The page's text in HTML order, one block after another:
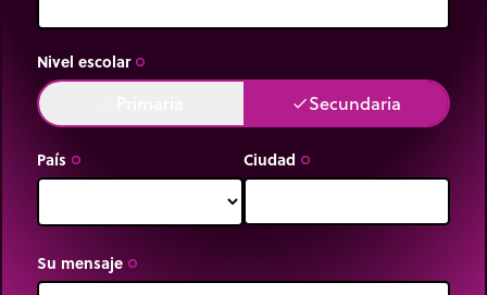
Nivel escolar trip_origin
doneSecundaria
País trip_origin Ciudad trip_origin
Su mensaje trip_origin